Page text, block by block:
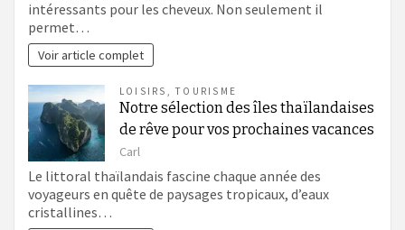
intéressants pour les cheveux. Non seulement il
permet…
Voir article complet
LOISIRS ,TOURISME
Notre sélection des îles thaïlandaises
de rêve pour vos prochaines vacances
Carl
Le littoral thaïlandais fascine chaque année des
voyageurs en quête de paysages tropicaux, d’eaux
cristallines…